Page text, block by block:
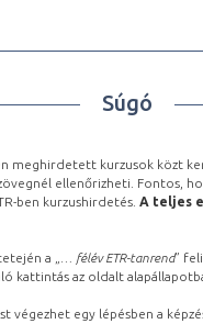
Súgó
meghirdetett kurzusok közt
ellenőrizheti. Fontos,
ben kurzushirdetés. A teljes
a „ … félév ETR-tanrend”
kattintás az oldalt
végezhet egy lépésben a